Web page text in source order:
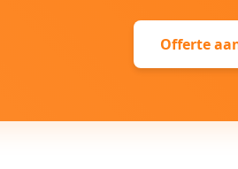
Offerte